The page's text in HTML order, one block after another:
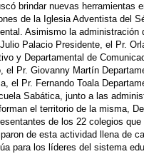
brindar nuevas herramientas
de la Iglesia Adventista del
Asimismo la administración
Palacio Presidente, el Pr.
y Departamental de
el Pr. Giovanny Martín
el Pr. Fernando Toala
Sabática, junto a las
el territorio de la misma,
de los 22 colegios
de esta actividad llena de
para los líderes del sistema